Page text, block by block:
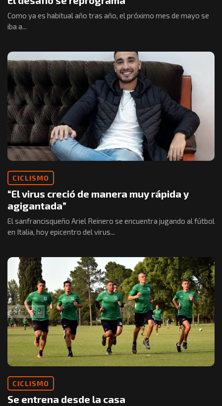
Como ya es habitual año tras año, el próximo mes de mayo se
iba a...
CICLISMO
“El virus creció de manera muy rápida y
agigantada”
El sanfrancisqueño Ariel Reinero se encuentra jugando al fútbol
en Italia, hoy epicentro del virus...
CICLISMO
Se entrena desde la casa